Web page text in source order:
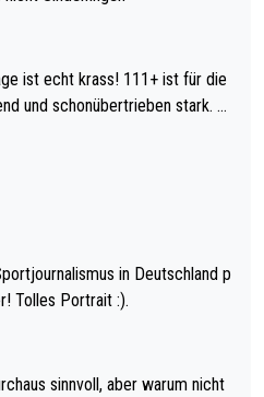
krass! 111+ ist für die
und schonübertrieben stark. U
in Deutschland p
Tolles Portrait :).
sinnvoll, aber warum nicht